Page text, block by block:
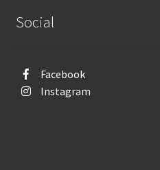
Social
Facebook
Instagram